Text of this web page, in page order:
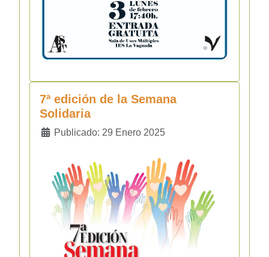
7ª edición de la Semana
Solidaria
Detalles
Publicado: 29 Enero 2025